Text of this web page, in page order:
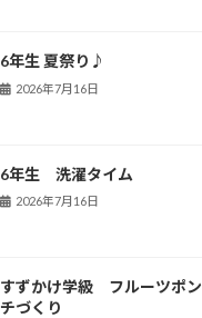
6年生 夏祭り♪
2026年7月16日
6年生 洗濯タイム
2026年7月16日
すずかけ学級 フルーツポン
チづくり